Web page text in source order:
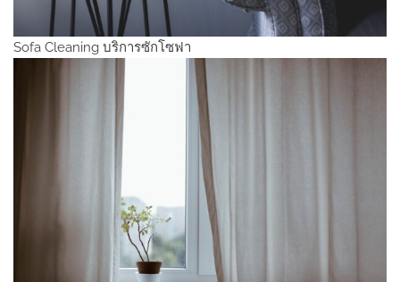
Sofa Cleaning บริการซักโซฟา